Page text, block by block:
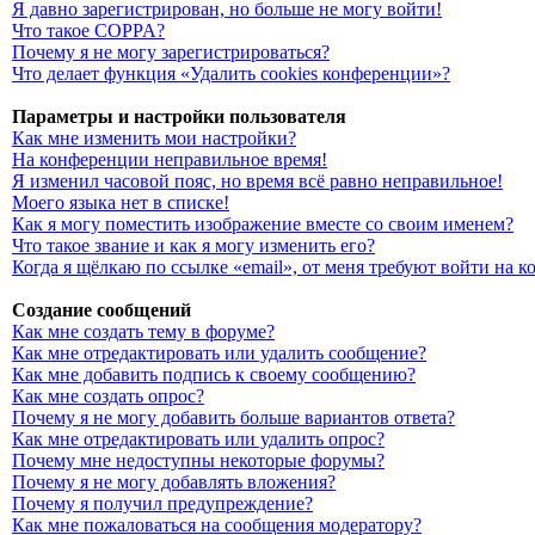
Я давно зарегистрирован, но больше не могу войти!
Что такое COPPA?
Почему я не могу зарегистрироваться?
Что делает функция «Удалить cookies конференции»?
Параметры и настройки пользователя
Как мне изменить мои настройки?
На конференции неправильное время!
Я изменил часовой пояс, но время всё равно неправильное!
Моего языка нет в списке!
Как я могу поместить изображение вместе со своим именем?
Что такое звание и как я могу изменить его?
Когда я щёлкаю по ссылке «email», от меня требуют войти на
Создание сообщений
Как мне создать тему в форуме?
Как мне отредактировать или удалить сообщение?
Как мне добавить подпись к своему сообщению?
Как мне создать опрос?
Почему я не могу добавить больше вариантов ответа?
Как мне отредактировать или удалить опрос?
Почему мне недоступны некоторые форумы?
Почему я не могу добавлять вложения?
Почему я получил предупреждение?
Как мне пожаловаться на сообщения модератору?